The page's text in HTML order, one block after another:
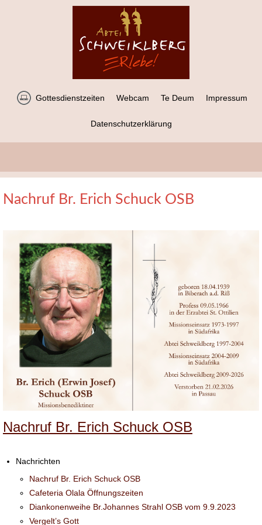
Gottesdienstzeiten Webcam Te Deum Impressum
Datenschutzerklärung
Nachruf Br. Erich Schuck OSB
Nachruf Br. Erich Schuck OSB
Nachrichten
Nachruf Br. Erich Schuck OSB
Cafeteria Olala Öffnungszeiten
Diankonenweihe Br.Johannes Strahl OSB vom 9.9.2023
Vergelt’s Gott